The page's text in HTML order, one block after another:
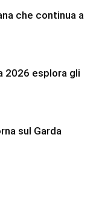
che continua a
2026 esplora gli
sul Garda